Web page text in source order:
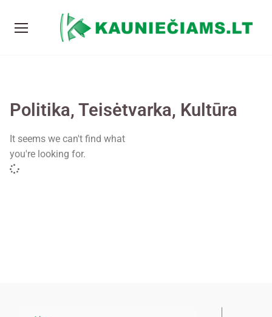
Politika, Teisėtvarka, Kultūra
It seems we can't find what
you're looking for.